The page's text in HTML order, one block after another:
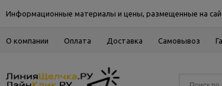
Информационные материалы и цены, размещенные на
О компании Оплата Доставка Самовывоз